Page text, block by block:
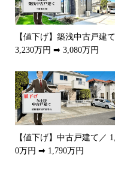
【値下げ】築浅中古戸建
3,230万円 ➡ 3,080万円
【値下げ】中古戸建て／
0万円 ➡ 1,790万円